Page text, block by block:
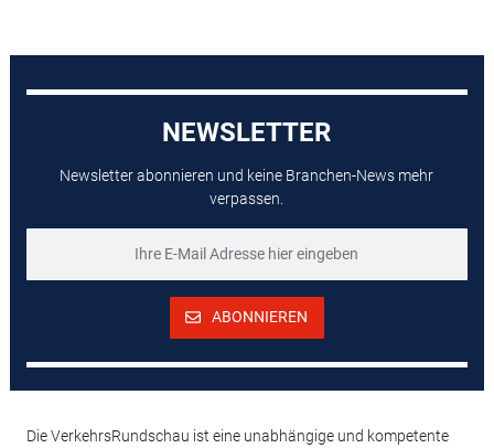
NEWSLETTER
Newsletter abonnieren und keine Branchen-News mehr
verpassen.
ABONNIEREN
Die VerkehrsRundschau ist eine unabhängige und kompetente